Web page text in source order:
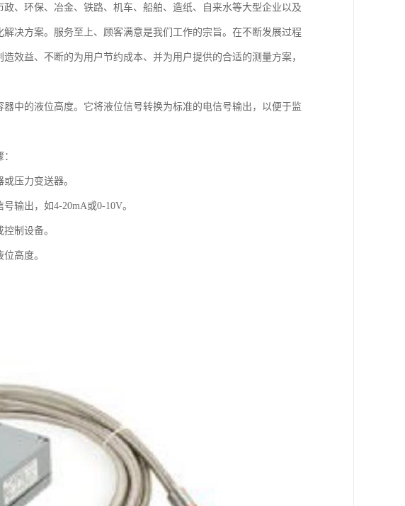
、环保、冶金、铁路、机车、船舶、造纸、自来水等大型企业以及
决方案。服务至上、顾客满意是我们工作的宗旨。在不断发展过程
效益、不断的为用户节约成本、并为用户提供的合适的测量方案，
中的液位高度。它将液位信号转换为标准的电信号输出，以便于监
压力变送器。
输出，如4-20mA或0-10V。
制设备。
高度。